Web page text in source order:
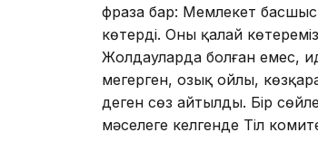
фраза бар: Мемлекет
көтерді. Оны қалай
Жолдауларда болған емес,
меңгерген, озық ойлы,
деген сөз айтылды. Бір
мәселеге келгенде Тіл